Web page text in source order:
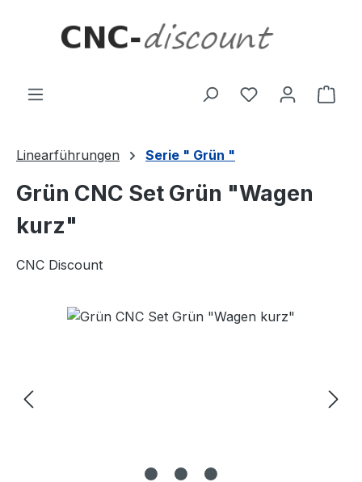
Linearführungen Serie " Grün "
Grün CNC Set Grün "Wagen
kurz"
CNC Discount
Bildergalerie überspringen